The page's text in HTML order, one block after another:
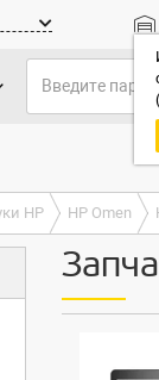
HP HP Omen